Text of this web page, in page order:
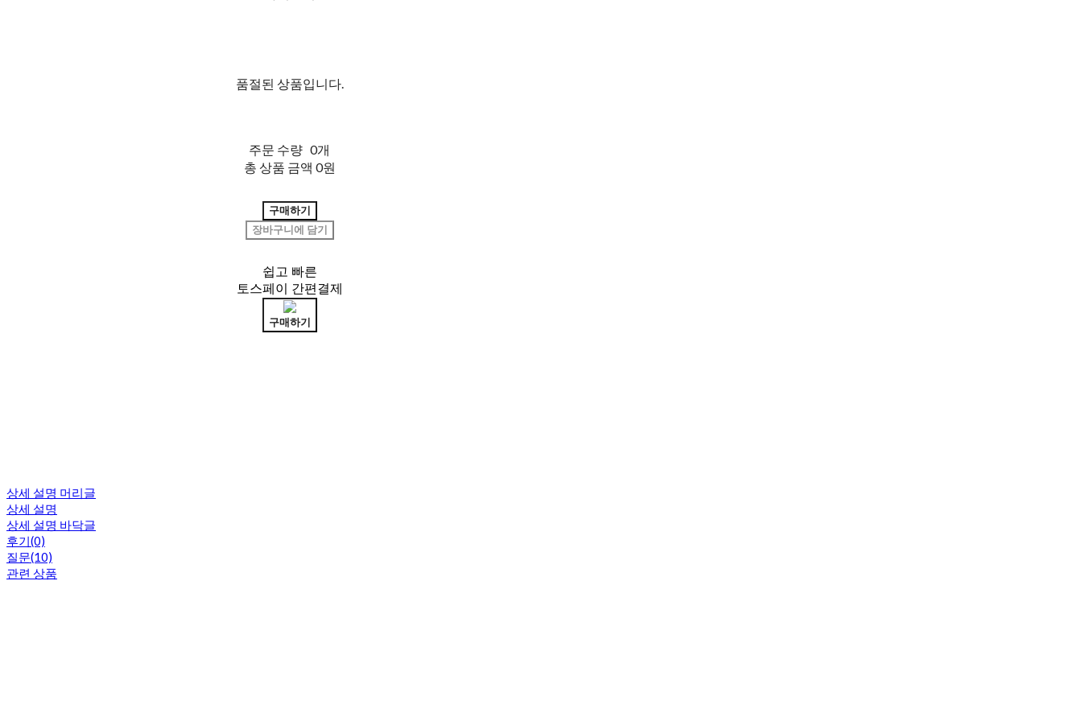
품절된 상품입니다.
주문 수량 0개
총 상품 금액 0원
구매하기
장바구니에 담기
쉽고 빠른
토스페이 간편결제
구매하기
상세 설명 머리글
상세 설명
상세 설명 바닥글
후기(0)
질문(10)
관련 상품